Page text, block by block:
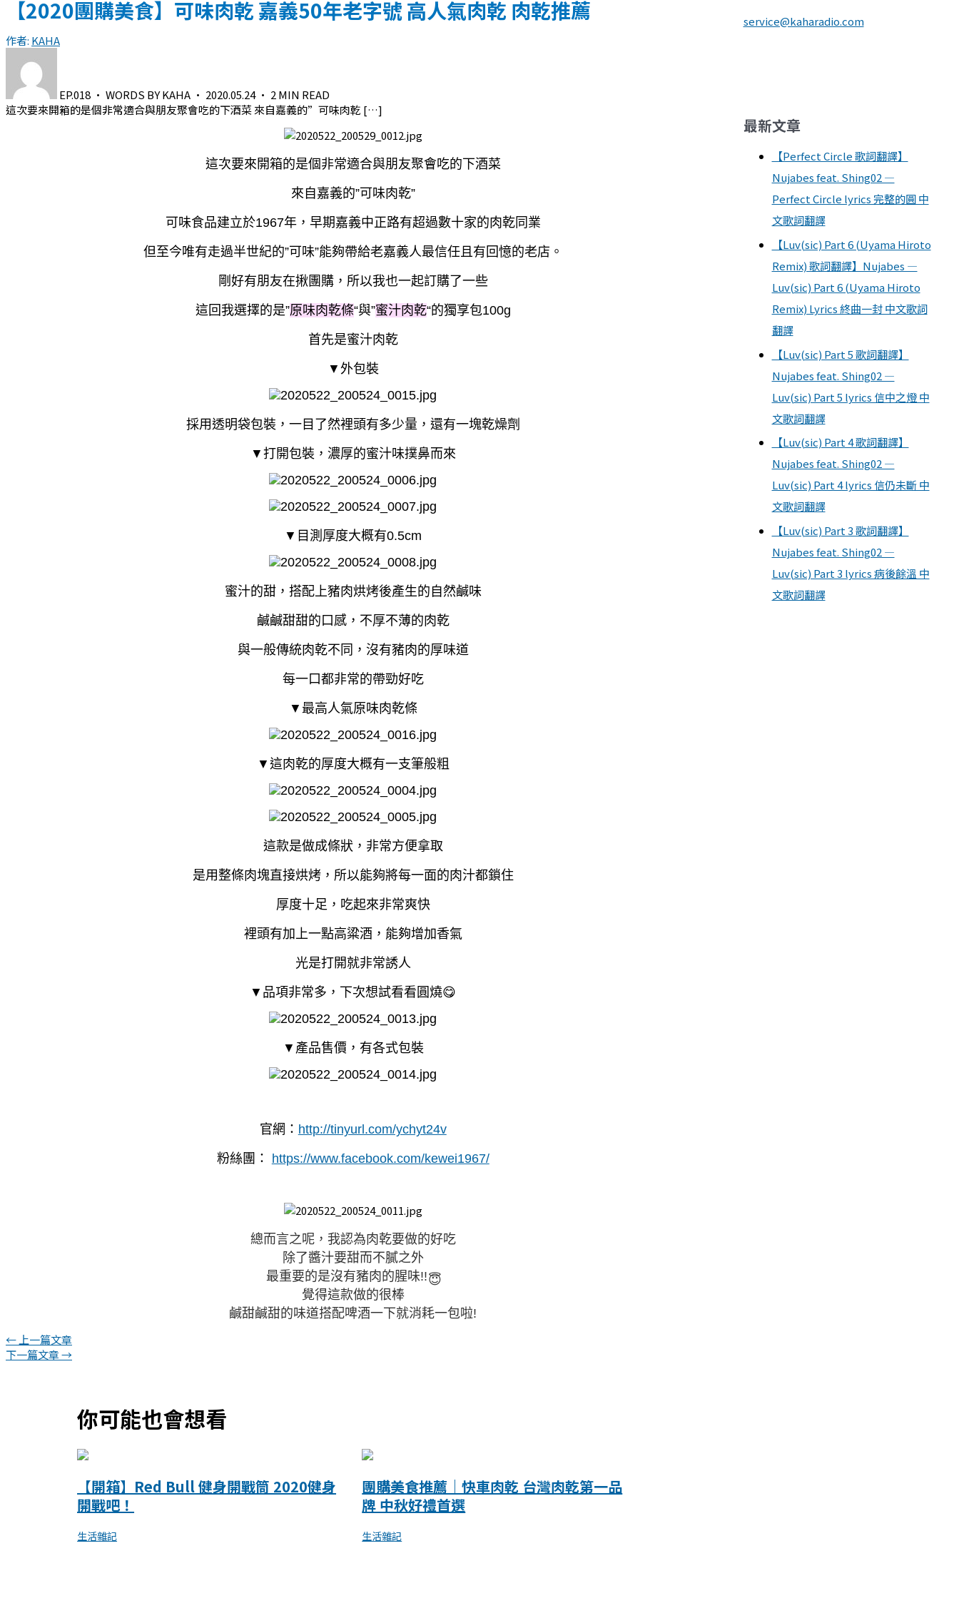
【2020團購美食】可味肉乾 嘉義50年老字號 高人氣肉乾 肉乾推薦
作者: KAHA
EP.018 · WORDS BY KAHA · 2020.05.24 · 2 MIN READ
這次要來開箱的是個非常適合與朋友聚會吃的下酒菜 來自嘉義的”可味肉乾 […]
這次要來開箱的是個非常適合與朋友聚會吃的下酒菜
來自嘉義的”可味肉乾”
可味食品建立於1967年，早期嘉義中正路有超過數十家的肉乾同業
但至今唯有走過半世紀的”可味”能夠帶給老嘉義人最信任且有回憶的老店。
剛好有朋友在揪團購，所以我也一起訂購了一些
這回我選擇的是”原味肉乾條“與”蜜汁肉乾“的獨享包100g
首先是蜜汁肉乾
▼外包裝
採用透明袋包裝，一目了然裡頭有多少量，還有一塊乾燥劑
▼打開包裝，濃厚的蜜汁味撲鼻而來
▼目測厚度大概有0.5cm
蜜汁的甜，搭配上豬肉烘烤後產生的自然鹹味
鹹鹹甜甜的口感，不厚不薄的肉乾
與一般傳統肉乾不同，沒有豬肉的厚味道
每一口都非常的帶勁好吃
▼最高人氣原味肉乾條
▼這肉乾的厚度大概有一支筆般粗
這款是做成條狀，非常方便拿取
是用整條肉塊直接烘烤，所以能夠將每一面的肉汁都鎖住
厚度十足，吃起來非常爽快
裡頭有加上一點高粱酒，能夠增加香氣
光是打開就非常誘人
▼品項非常多，下次想試看看圓燒😋
▼產品售價，有各式包裝
官網： http://tinyurl.com/ychyt24v
粉絲團： https://www.facebook.com/kewei1967/
總而言之呢，我認為肉乾要做的好吃
除了醬汁要甜而不膩之外
最重要的是沒有豬肉的腥味!!😇
覺得這款做的很棒
鹹甜鹹甜的味道搭配啤酒一下就消耗一包啦!
←上一篇文章
下一篇文章→
你可能也會想看
【開箱】Red Bull 健身開戰筒 2020健身
開戰吧！
生活雜記
團購美食推薦｜快車肉乾 台灣肉乾第一品
牌 中秋好禮首選
生活雜記
service@kaharadio.com
最新文章
【Perfect Circle 歌詞翻譯】
Nujabes feat. Shing02 —
Perfect Circle lyrics 完整的圓 中
文歌詞翻譯
【Luv(sic) Part 6 (Uyama Hiroto
Remix) 歌詞翻譯】Nujabes —
Luv(sic) Part 6 (Uyama Hiroto
Remix) Lyrics 終曲一封 中文歌詞
翻譯
【Luv(sic) Part 5 歌詞翻譯】
Nujabes feat. Shing02 —
Luv(sic) Part 5 lyrics 信中之燈 中
文歌詞翻譯
【Luv(sic) Part 4 歌詞翻譯】
Nujabes feat. Shing02 —
Luv(sic) Part 4 lyrics 信仍未斷 中
文歌詞翻譯
【Luv(sic) Part 3 歌詞翻譯】
Nujabes feat. Shing02 —
Luv(sic) Part 3 lyrics 病後餘溫 中
文歌詞翻譯